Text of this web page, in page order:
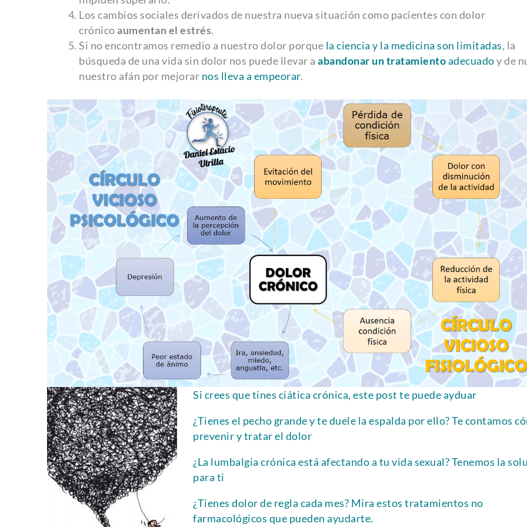
Los cambios sociales derivados de nuestra nueva situación como pacientes con dolor
crónicoaumentan el estrés.
Si no encontramos remedio a nuestro dolor porque la ciencia y la medicina son limitadas, la
búsqueda de una vida sin dolor nos puede llevar a abandonar un tratamientoadecuadoy de
nuestro afán por mejorar nos lleva a empeorar.
Si crees que tines ciática crónica, este post te puede ayduar
¿Tienes el pecho grande y te duele la espalda por ello? Te contamos
prevenir y tratar el dolor
¿La lumbalgia crónica está afectando a tu vida sexual? Tenemos la
para ti
¿Tienes dolor de regla cada mes? Mira estos tratamientos no
farmacológicos que pueden ayudarte.